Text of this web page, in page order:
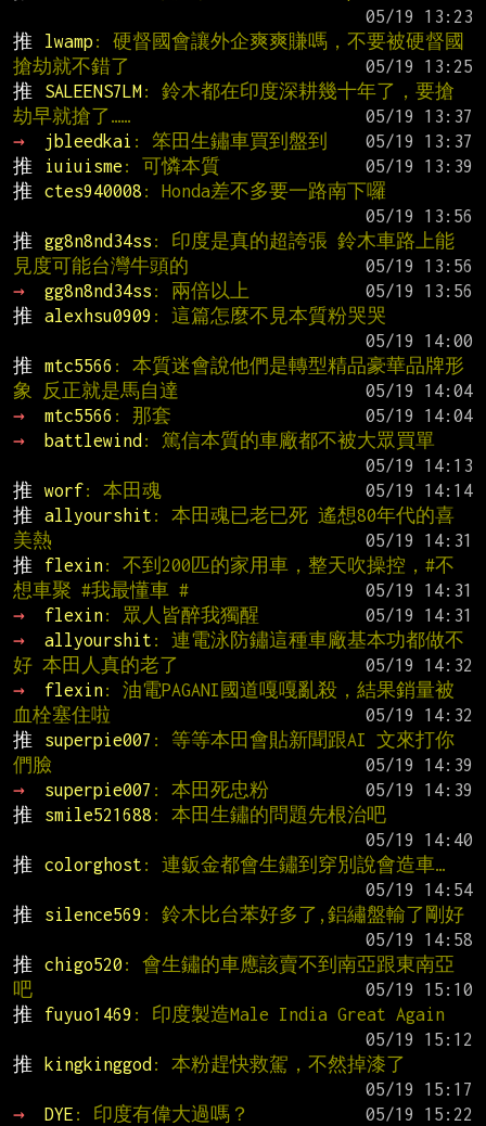
推
lwamp : 硬督國會讓外企爽爽賺嗎，不要被硬督國
搶劫就不錯了
推
SALEENS7LM: 鈴木都在印度深耕幾十年了，要搶
劫早就搶了……
→
jbleedkai : 笨田生鏽車買到盤到
推
iuiuisme : 可憐本質
推
ctes940008 : Honda差不多要一路南下囉
推
gg8n8nd34ss : 印度是真的超誇張 鈴木車路上能
見度可能台灣牛頭的
→
gg8n8nd34ss : 兩倍以上
推
alexhsu0909 : 這篇怎麼不見本質粉哭哭
推
mtc5566 : 本質迷會說他們是轉型精品豪華品牌形
象 反正就是馬自達
→
mtc5566 : 那套
→
battlewind : 篤信本質的車廠都不被大眾買單
推
worf: 本田魂
推
allyourshit : 本田魂已老已死 遙想80年代的喜
美熱
推
flexin: 不到200匹的家用車，整天吹操控，#不
想車聚 #我最懂車 #
→
flexin: 眾人皆醉我獨醒
→
allyourshit : 連電泳防鏽這種車廠基本功都做不
好 本田人真的老了
→
flexin: 油電PAGANI國道嘎嘎亂殺，結果銷量被
血栓塞住啦
推
superpie007 : 等等本田會貼新聞跟AI 文來打你
們臉
→
superpie007 : 本田死忠粉
推
smile521688 : 本田生鏽的問題先根治吧
推
colorghost : 連鈑金都會生鏽到穿別說會造車…
推
silence569 : 鈴木比台苯好多了,鋁繡盤輸了剛好
推
chigo520 : 會生鏽的車應該賣不到南亞跟東南亞
吧
推
fuyuo1469 : 印度製造Male India Great Again
推
kingkinggod : 本粉趕快救駕，不然掉漆了
→
DYE : 印度有偉大過嗎？